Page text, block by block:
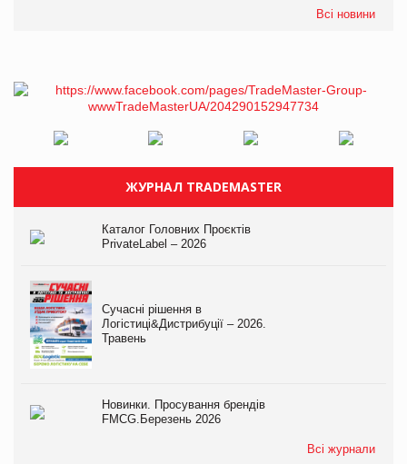
Всі новини
ЖУРНАЛ TRADEMASTER
Каталог Головних Проєктів
PrivateLabel – 2026
Сучасні рішення в
Логістиці&Дистрибуції – 2026.
Травень
Новинки. Просування брендів
FMCG.Березень 2026
Всі журнали